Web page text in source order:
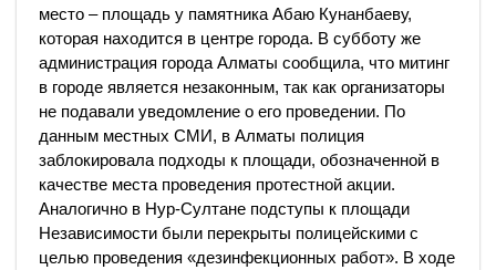
место – площадь у памятника Абаю Кунанбаеву,
которая находится в центре города. В субботу же
администрация города Алматы сообщила, что митинг
в городе является незаконным, так как организаторы
не подавали уведомление о его проведении. По
данным местных СМИ, в Алматы полиция
заблокировала подходы к площади, обозначенной в
качестве места проведения протестной акции.
Аналогично в Нур-Султане подступы к площади
Независимости были перекрыты полицейскими с
целью проведения «дезинфекционных работ». В ходе